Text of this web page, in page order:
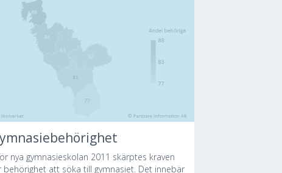
nya gymnasieskolan 2011 skärptes kraven
behörighet att söka till gymnasiet. Det innebär